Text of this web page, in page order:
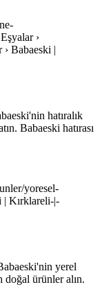
›
Babaeski |
hatıralık
Babaeski hatırası
yoresel-
| Kırklareli-|-
yerel
doğal ürünler alın.